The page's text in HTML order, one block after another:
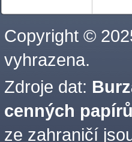
Copyright ©
vyhrazena.
Zdroje dat:
cenných
ze zahraničí